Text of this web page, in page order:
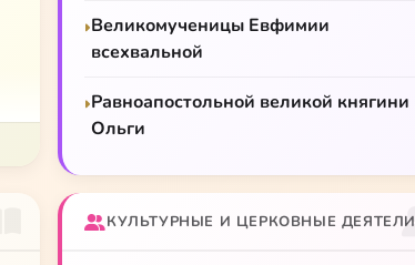
Великомученицы Евфимии
всехвальной
Равноапостольной великой княгини
Ольги
КУЛЬТУРНЫЕ И ЦЕРКОВНЫЕ ДЕЯТЕЛИ